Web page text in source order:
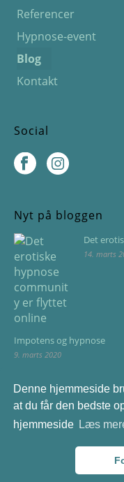
Denne hjemmeside
at du får den bedste
hjemmeside Læs
Referencer
Hypnose-event
Blog
Kontakt
Social
Nyt på bloggen
Det
14. marts
Impotens og hypnose
9. marts 2020
9. juni 2019